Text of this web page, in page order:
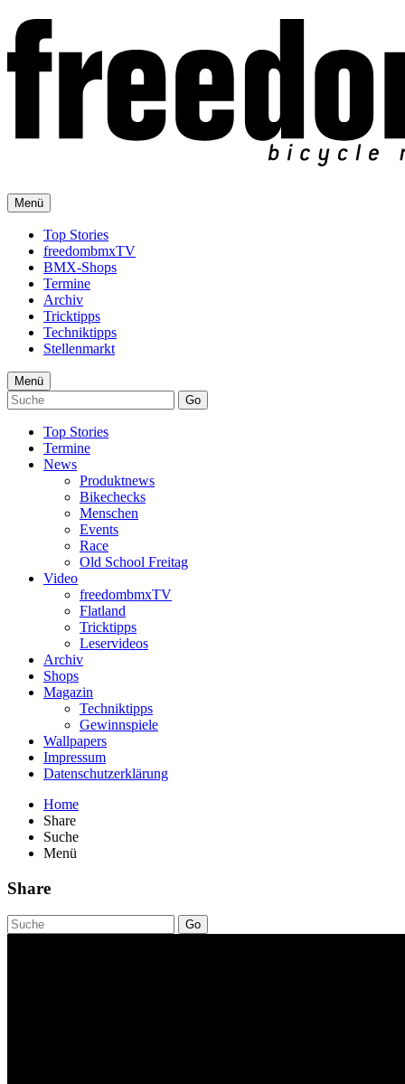
Menü
Top Stories
freedombmxTV
BMX-Shops
Termine
Archiv
Tricktipps
Techniktipps
Stellenmarkt
Menü
Go
Top Stories
Termine
News
Produktnews
Bikechecks
Menschen
Events
Race
Old School Freitag
Video
freedombmxTV
Flatland
Tricktipps
Leservideos
Archiv
Shops
Magazin
Techniktipps
Gewinnspiele
Wallpapers
Impressum
Datenschutzerklärung
Home
Share
Suche
Menü
Share
Go